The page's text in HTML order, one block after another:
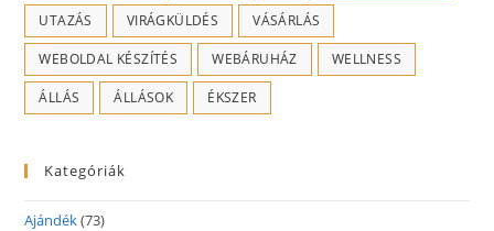
UTAZÁS VIRÁGKÜLDÉS VÁSÁRLÁS
WEBOLDAL KÉSZÍTÉS WEBÁRUHÁZ WELLNESS
ÁLLÁS ÁLLÁSOK ÉKSZER
Kategóriák
Ajándék(73)